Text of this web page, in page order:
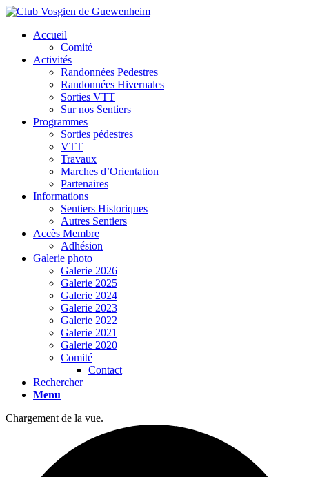
Accueil
Comité
Activités
Randonnées Pedestres
Randonnées Hivernales
Sorties VTT
Sur nos Sentiers
Programmes
Sorties pédestres
VTT
Travaux
Marches d’Orientation
Partenaires
Informations
Sentiers Historiques
Autres Sentiers
Accès Membre
Adhésion
Galerie photo
Galerie 2026
Galerie 2025
Galerie 2024
Galerie 2023
Galerie 2022
Galerie 2021
Galerie 2020
Comité
Contact
Rechercher
Menu
Chargement de la vue.